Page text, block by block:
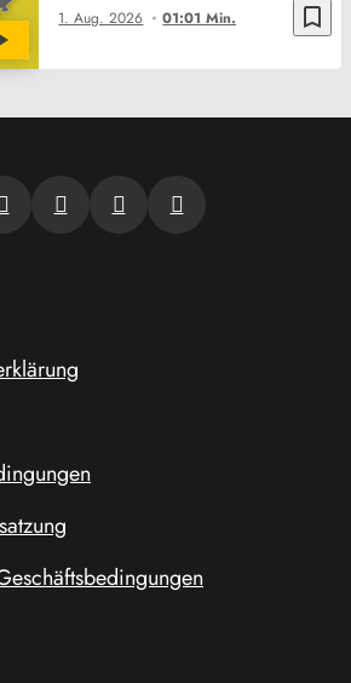
bookmark_border
1. Aug. 2026 01:01 Min.